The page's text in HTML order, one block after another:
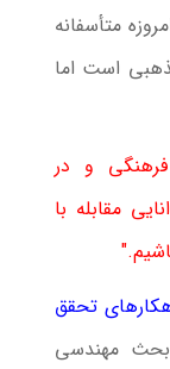
متأسفانه
است اما
و در
مقابله با
تحقق
بحث مهندسی